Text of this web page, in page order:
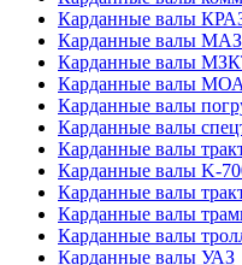
Карданные валы
Карданные валы МАЗ
Карданные валы
Карданные валы
Карданные валы
Карданные валы
Карданные валы
Карданные валы K-
Карданные валы
Карданные валы
Карданные валы
Карданные валы УАЗ